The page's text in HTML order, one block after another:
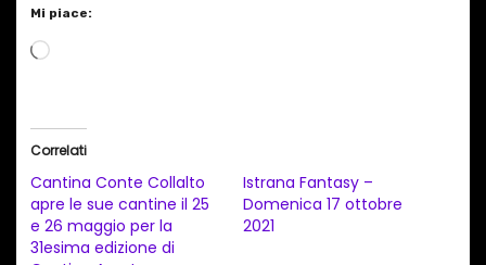
Mi piace:
C
a
m
Correlati
Cantina Conte Collalto
apre le sue cantine il 25
e 26 maggio per la
31esima edizione di
Istrana Fantasy –
Domenica 17 ottobre
2021